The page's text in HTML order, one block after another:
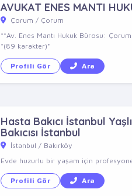
AVUKAT ENES MANTI
Çorum / Çorum
**Av. Enes Mantı Hukuk Bürosu:
*(89 karakter)*
Profili Gör Ara
Hasta Bakıcı İstanbul
Bakıcısı İstanbul
İstanbul / Bakırköy
Evde huzurlu bir yaşam için
Profili Gör Ara